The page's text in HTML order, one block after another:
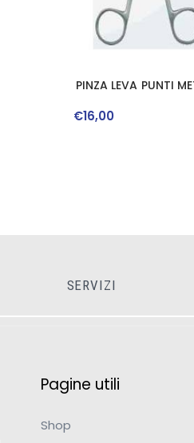
PINZA LEVA PUNTI
€16,00
SERVIZI
Pagine utili
Shop